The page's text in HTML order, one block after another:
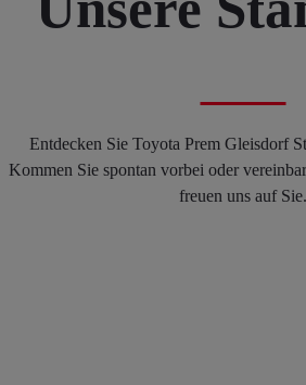
Entdecken Sie Toyota Prem Gleisdorf
Kommen Sie spontan vorbei oder
freuen uns auf Sie.